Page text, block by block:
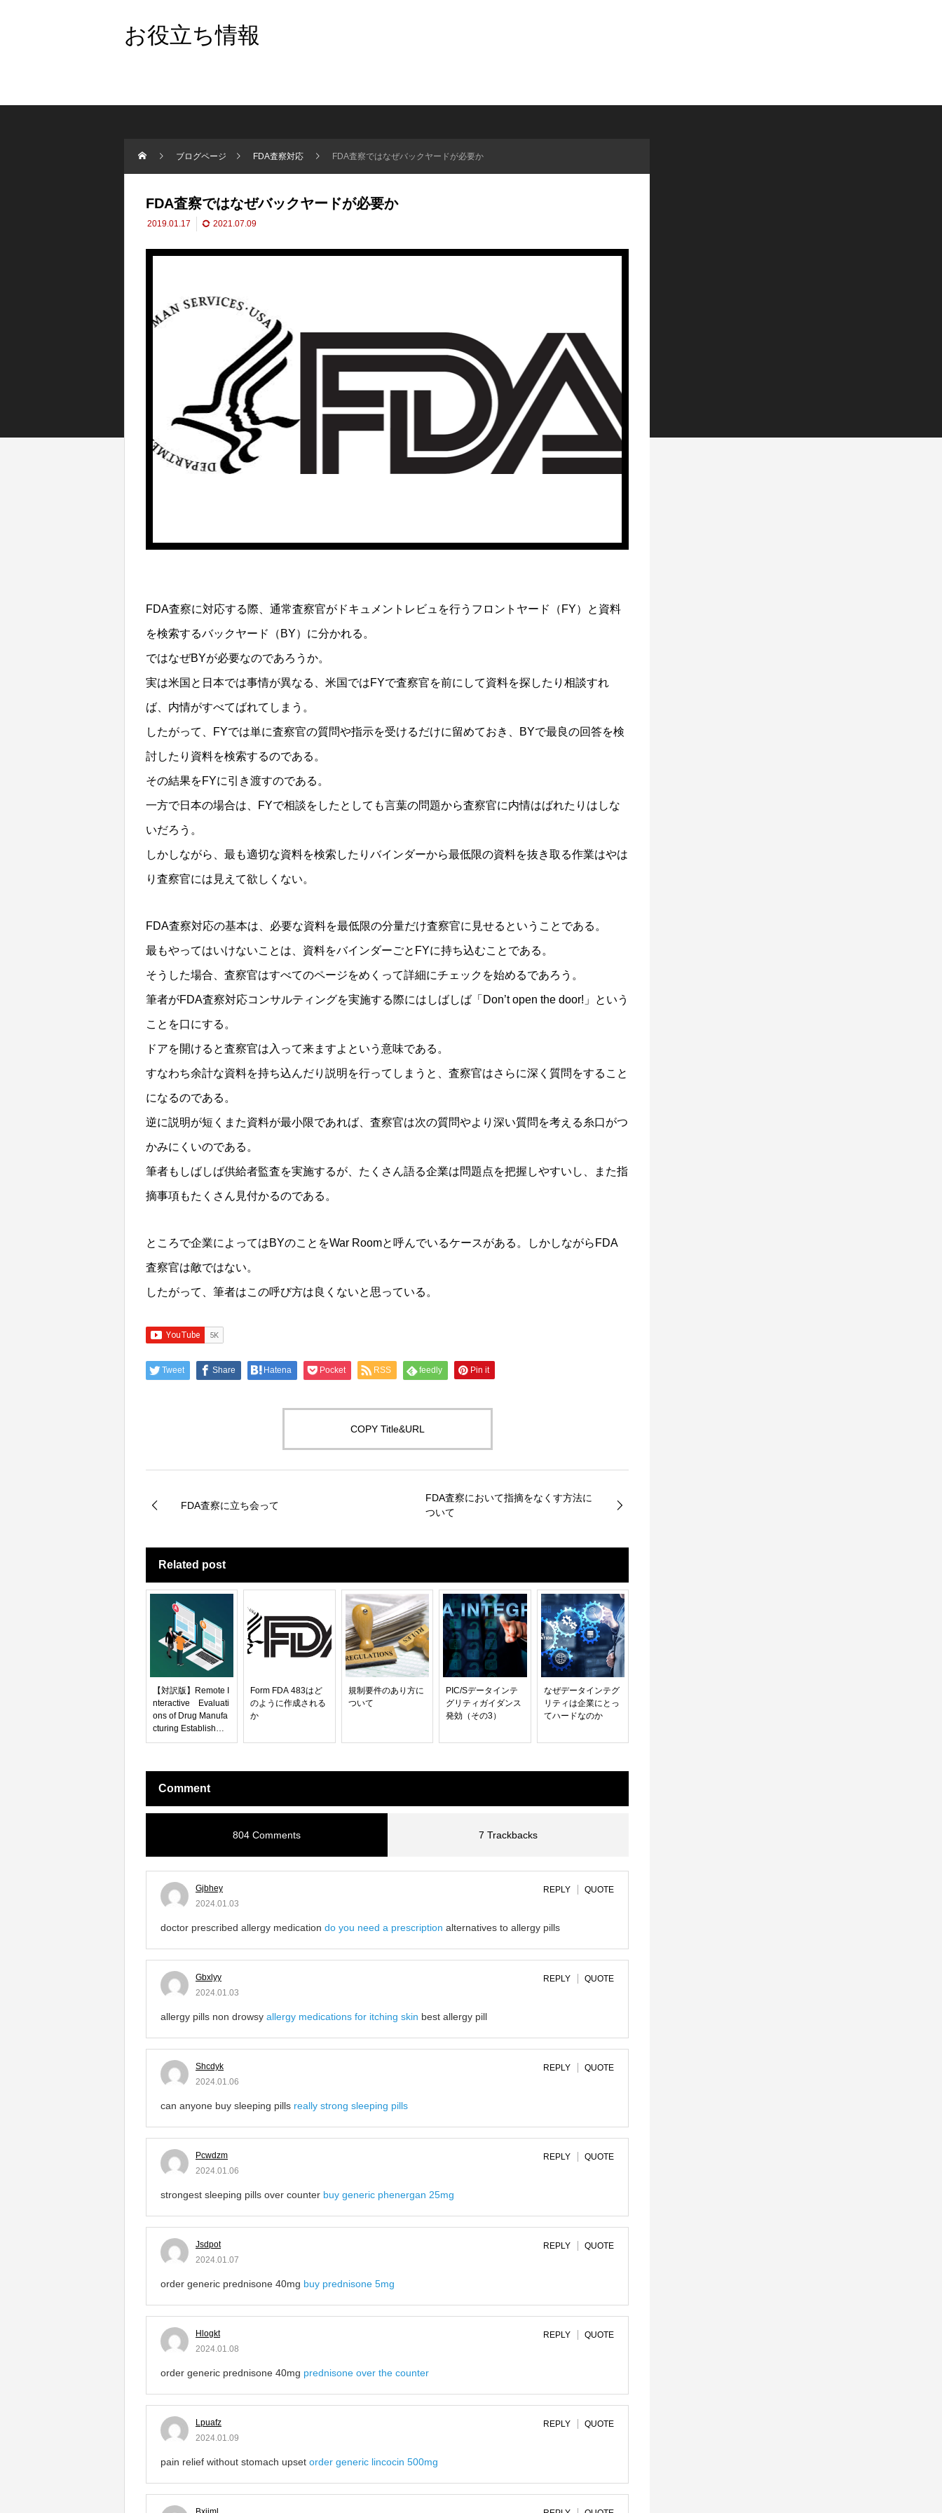
お役立ち情報
ブログページ FDA査察対応 FDA査察ではなぜバックヤードが必要か
FDA査察ではなぜバックヤードが必要か
2019.01.17 2021.07.09
FDA査察に対応する際、通常査察官がドキュメントレビュを行うフロントヤード（FY）と資料
を検索するバックヤード（BY）に分かれる。
ではなぜBYが必要なのであろうか。
実は米国と日本では事情が異なる、米国ではFYで査察官を前にして資料を探したり相談すれ
ば、内情がすべてばれてしまう。
したがって、FYでは単に査察官の質問や指示を受けるだけに留めておき、BYで最良の回答を検
討したり資料を検索するのである。
その結果をFYに引き渡すのである。
一方で日本の場合は、FYで相談をしたとしても言葉の問題から査察官に内情はばれたりはしな
いだろう。
しかしながら、最も適切な資料を検索したりバインダーから最低限の資料を抜き取る作業はやは
り査察官には見えて欲しくない。
FDA査察対応の基本は、必要な資料を最低限の分量だけ査察官に見せるということである。
最もやってはいけないことは、資料をバインダーごとFYに持ち込むことである。
そうした場合、査察官はすべてのページをめくって詳細にチェックを始めるであろう。
筆者がFDA査察対応コンサルティングを実施する際にはしばしば「Don’t open the door!」という
ことを口にする。
ドアを開けると査察官は入って来ますよという意味である。
すなわち余計な資料を持ち込んだり説明を行ってしまうと、査察官はさらに深く質問をすること
になるのである。
逆に説明が短くまた資料が最小限であれば、査察官は次の質問やより深い質問を考える糸口がつ
かみにくいのである。
筆者もしばしば供給者監査を実施するが、たくさん語る企業は問題点を把握しやすいし、また指
摘事項もたくさん見付かるのである。
ところで企業によってはBYのことをWar Roomと呼んでいるケースがある。しかしながらFDA
査察官は敵ではない。
したがって、筆者はこの呼び方は良くないと思っている。
Tweet Share Hatena Pocket RSS feedly Pin it
COPY Title&URL
FDA査察に立ち会って
FDA査察において指摘をなくす方法に
ついて
Related post
【対訳版】Remote I
nteractive Evaluati
ons of Drug Manufa
cturing Establishme
nts（COVID-19 公衆
グ施設の リモートイ
ンタラクティブ評価
Form FDA 483はど
のように作成される
か
規制要件のあり方に
ついて
PIC/Sデータインテ
グリティガイダンス
発効（その3）
なぜデータインテグ
リティは企業にとっ
てハードなのか
Comment
804 Comments 7 Trackbacks
Gjbhey
2024.01.03
REPLY QUOTE
doctor prescribed allergy medication do you need a prescription alternatives to allergy pills
Gbxlyy
2024.01.03
REPLY QUOTE
allergy pills non drowsy allergy medications for itching skin best allergy pill
Shcdyk
2024.01.06
REPLY QUOTE
can anyone buy sleeping pills really strong sleeping pills
Pcwdzm
2024.01.06
REPLY QUOTE
strongest sleeping pills over counter buy generic phenergan 25mg
Jsdpot
2024.01.07
REPLY QUOTE
order generic prednisone 40mg buy prednisone 5mg
Hlogkt
2024.01.08
REPLY QUOTE
order generic prednisone 40mg prednisone over the counter
Lpuafz
2024.01.09
REPLY QUOTE
pain relief without stomach upset order generic lincocin 500mg